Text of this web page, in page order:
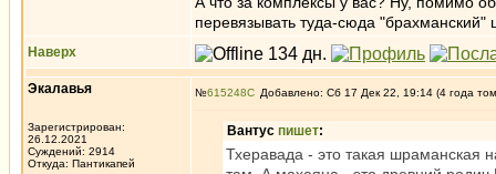
перевязывать туда-сюда "брахманский"
Наверх
Экалавья
Зарегистрирован:
26.12.2021
Суждений: 2914
Откуда: Пантикапей
№615248 Добавлено: Сб 17 Дек 22, 19:14 (4 года
Вантус пишет:
Тхеравада - это такая